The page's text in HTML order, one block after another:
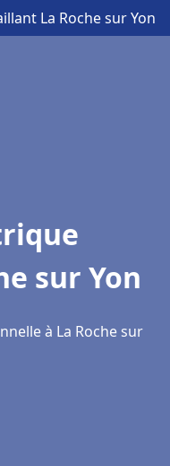
La Roche sur Yon
sur Yon
à La Roche sur